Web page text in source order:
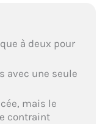
à deux pour
avec une seule
mais le
contraint